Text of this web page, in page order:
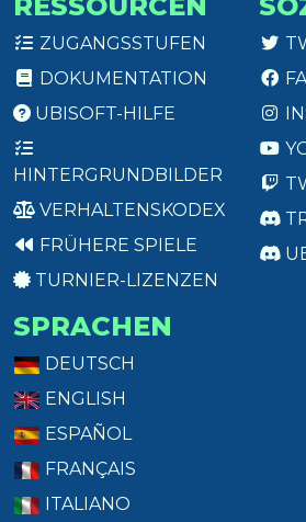
ZUGANGSSTUFEN
DOKUMENTATION
UBISOFT-HILFE
HINTERGRUNDBILDER
VERHALTENSKODEX
FRÜHERE SPIELE
TURNIER-LIZENZEN
SPRACHEN
DEUTSCH
ENGLISH
ESPAÑOL
FRANÇAIS
ITALIANO